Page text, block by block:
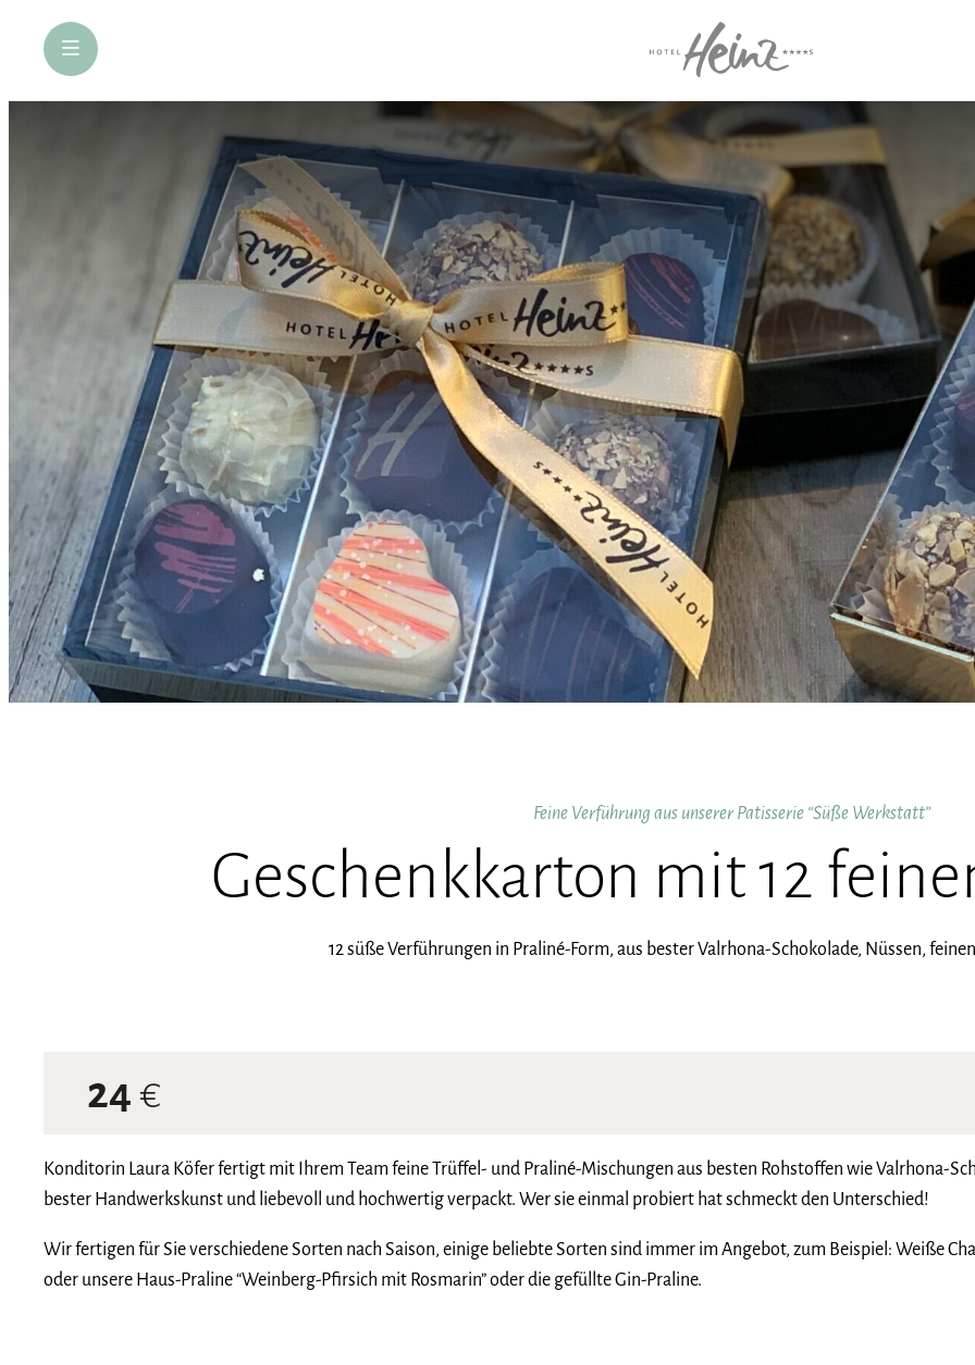
öffne Navigation
Feine Verführung aus unserer Patisserie “Süße Werkstatt”
Geschenkkarton mit 12
12 süße Verführungen in Praliné-Form, aus bester Valrhona-Schokolade, Nüssen,
24€
Konditorin Laura Köfer fertigt mit Ihrem Team feine Trüffel- und Praliné-Mischungen aus besten Rohstoffen wie Valrhona-
bester Handwerkskunst und liebevoll und hochwertig verpackt. Wer sie einmal probiert hat schmeckt den Unterschied!
Wir fertigen für Sie verschiedene Sorten nach Saison, einige beliebte Sorten sind immer im Angebot, zum Beispiel: Weiße
oder unsere Haus-Praline “Weinberg-Pfirsich mit Rosmarin” oder die gefüllte Gin-Praline.